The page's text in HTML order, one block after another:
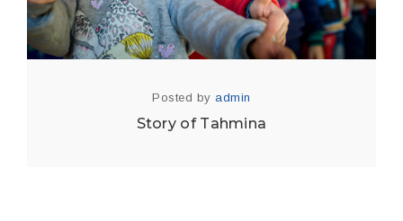
Posted byadmin
Story of Tahmina